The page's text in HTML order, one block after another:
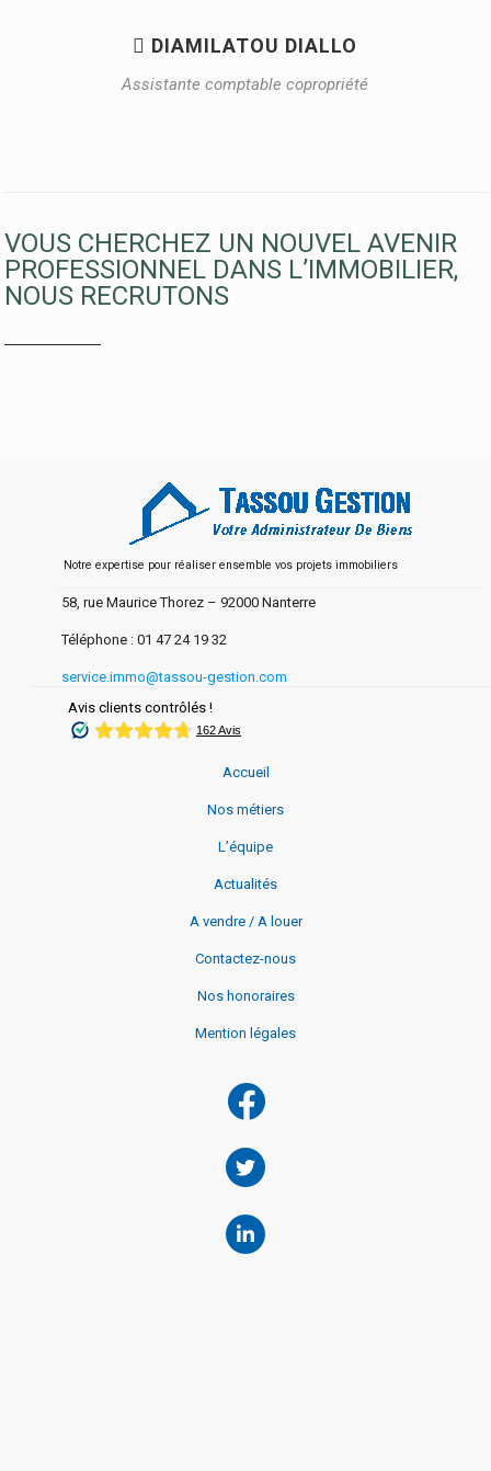
 DIAMILATOU DIALLO
Assistante comptable copropriété
VOUS CHERCHEZ UN NOUVEL AVENIR
PROFESSIONNEL DANS L’IMMOBILIER,
NOUS RECRUTONS
Notre expertise pour réaliser ensemble vos projets immobiliers
58, rue Maurice Thorez – 92000 Nanterre
Téléphone : 01 47 24 19 32
service.immo@tassou-gestion.com
Avis clients contrôlés !
Accueil
Nos métiers
L’équipe
Actualités
A vendre / A louer
Contactez-nous
Nos honoraires
Mention légales